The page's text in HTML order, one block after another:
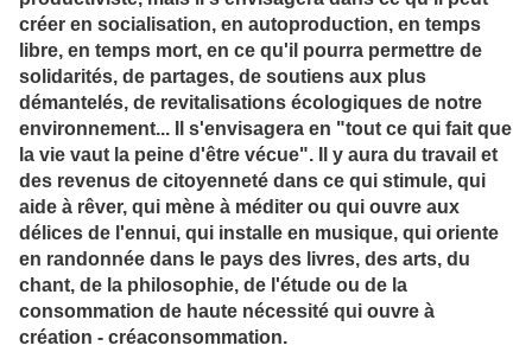
créer en socialisation, en autoproduction, en temps
libre, en temps mort, en ce qu'il pourra permettre de
solidarités, de partages, de soutiens aux plus
démantelés, de revitalisations écologiques de notre
environnement... Il s'envisagera en "tout ce qui fait que
la vie vaut la peine d'être vécue". Il y aura du travail et
des revenus de citoyenneté dans ce qui stimule, qui
aide à rêver, qui mène à méditer ou qui ouvre aux
délices de l'ennui, qui installe en musique, qui oriente
en randonnée dans le pays des livres, des arts, du
chant, de la philosophie, de l'étude ou de la
consommation de haute nécessité qui ouvre à
création - créaconsommation.